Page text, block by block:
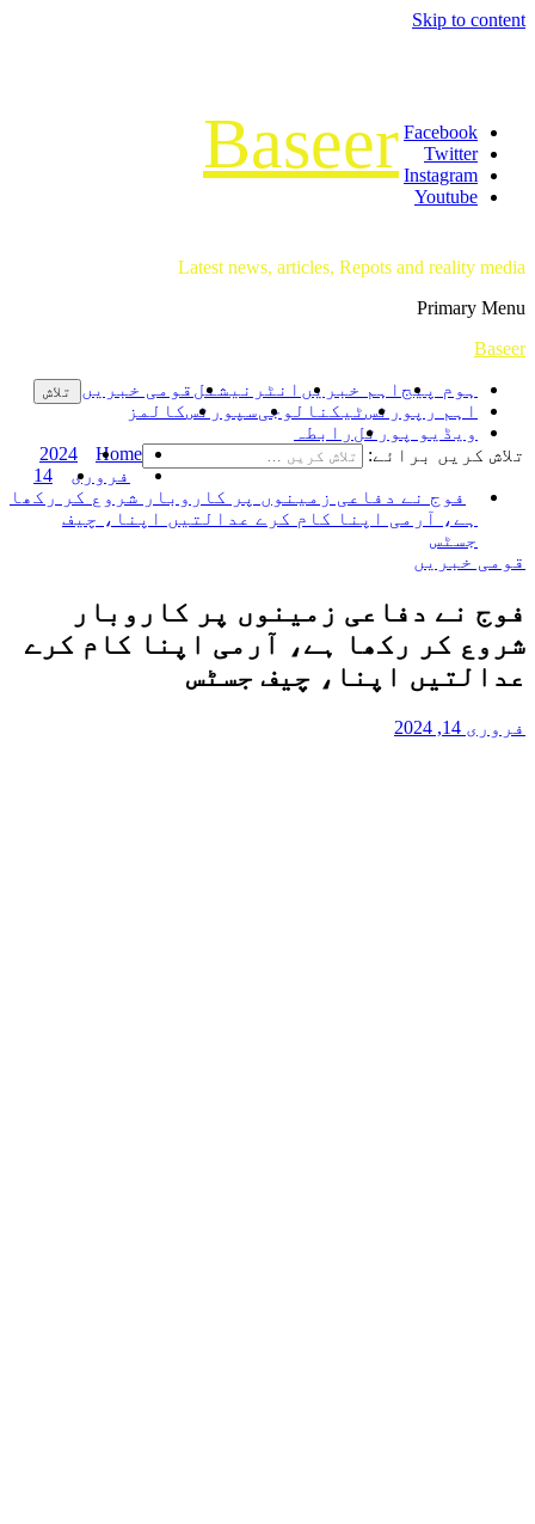
Skip to content
Facebook
Twitter
Instagram
Youtube
Baseer
Latest news, articles, Repots and reality media
Primary Menu
Baseer
ہوم پیج اہم خبریں انٹرنیشنل قومی خبریں
اہم رپورٹسٹیکنالوجیسپورٹسکالمز
ویڈیو پورٹل رابطہ
تلاش کریں برائے:
Home
2024
فروری
14
فوج نے دفاعی زمینوں پر کاروبار شروع کر رکھا
ہے، آرمی اپنا کام کرے عدالتیں اپنا، چیف
جسٹس
قومی خبریں
فوج نے دفاعی زمینوں پر کاروبار
شروع کر رکھا ہے، آرمی اپنا کام کرے
عدالتیں اپنا، چیف جسٹس
فروری 14, 2024